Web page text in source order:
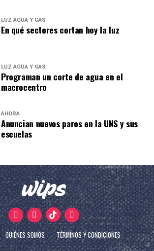
LUZ AGUA Y GAS
En qué sectores cortan hoy la luz
LUZ AGUA Y GAS
Programan un corte de agua en el
macrocentro
AHORA
Anuncian nuevos paros en la UNS y sus
escuelas
QUIÉNES SOMOS TÉRMINOS Y CONDICIONES